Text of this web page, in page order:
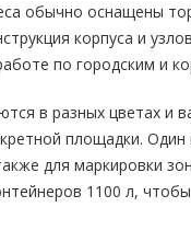
обычно оснащены
корпуса и
по городским и
в разных цветах и
площадки.
для маркировки
1100 л,